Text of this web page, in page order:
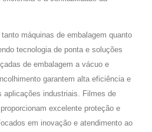
máquinas de embalagem quanto
tecnologia de ponta e soluções
de embalagem a vácuo e
garantem alta eficiência e
aplicações industriais. Filmes de
excelente proteção e
em inovação e atendimento ao